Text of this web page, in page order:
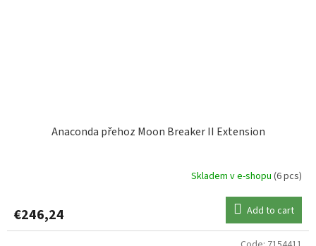
Anaconda přehoz Moon Breaker II Extension
Skladem v e-shopu (6 pcs)
€246,24 Add to cart